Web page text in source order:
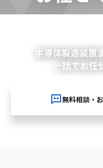
半導体製造装置
一括でお任
無料相談・